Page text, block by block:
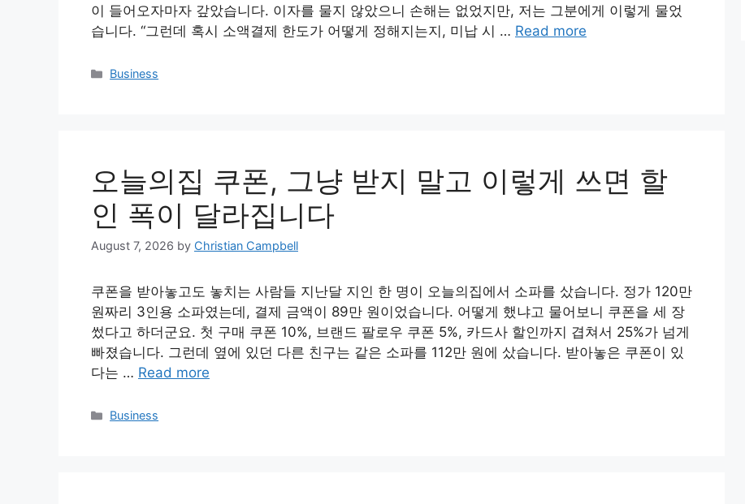
이 들어오자마자 갚았습니다. 이자를 물지 않았으니 손해는 없었지만, 저는 그분에게 이렇게 물었
습니다. “그런데 혹시 소액결제 한도가 어떻게 정해지는지, 미납 시 … Read more
Categories
Business
오늘의집 쿠폰, 그냥 받지 말고 이렇게 쓰면 할
인 폭이 달라집니다
August 7, 2026 by Christian Campbell
쿠폰을 받아놓고도 놓치는 사람들 지난달 지인 한 명이 오늘의집에서 소파를 샀습니다. 정가 120만
원짜리 3인용 소파였는데, 결제 금액이 89만 원이었습니다. 어떻게 했냐고 물어보니 쿠폰을 세 장
썼다고 하더군요. 첫 구매 쿠폰 10%, 브랜드 팔로우 쿠폰 5%, 카드사 할인까지 겹쳐서 25%가 넘게
빠졌습니다. 그런데 옆에 있던 다른 친구는 같은 소파를 112만 원에 샀습니다. 받아놓은 쿠폰이 있
다는 … Read more
Categories
Business